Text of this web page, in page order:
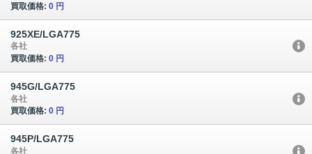
買取価格: 0 円
925XE/LGA775
各社
買取価格: 0 円
945G/LGA775
各社
買取価格: 0 円
945P/LGA775
各社